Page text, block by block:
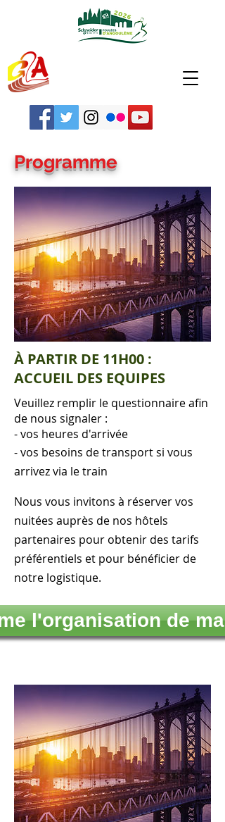
Programme
À PARTIR DE 11H00 :
ACCUEIL DES EQUIPES
Veuillez remplir le questionnaire afin
de nous signaler :
- vos heures d'arrivée
- vos besoins de transport si vous
arrivez via le train
Nous vous invitons à réserver vos
nuitées auprès de nos hôtels
partenaires pour obtenir des tarifs
préférentiels et pour bénéficier de
notre logistique.
l'organisation de ma